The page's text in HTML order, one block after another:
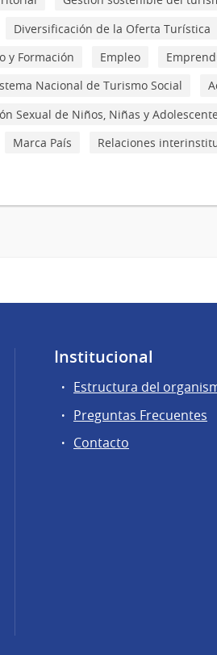
Diversificación de la Oferta Turística
y Formación
Empleo
Nacional de Turismo Social
Sexual de Niños, Niñas y
Marca País Relaciones
Institucional
Estructura del
Preguntas Frecuentes
Contacto